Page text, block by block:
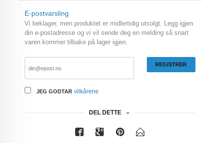
E-postvarsling
Vi beklager, men produktet er midlertidig utsolgt. Legg igjen
din e-postadresse og vi vil sende deg en melding så snart
varen kommer tilbake på lager igjen.
JEG GODTAR vilkårene
REGISTRER
DEL DETTE